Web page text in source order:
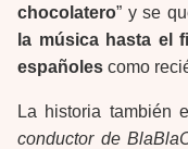
chocolatero” y se
la música hasta el
españoles como
La historia también
conductor de